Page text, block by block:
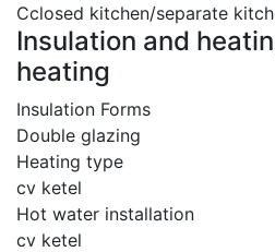
Cclosed kitchen/separate
Insulation and
heating
Insulation Forms
Double glazing
Heating type
cv ketel
Hot water installation
cv ketel